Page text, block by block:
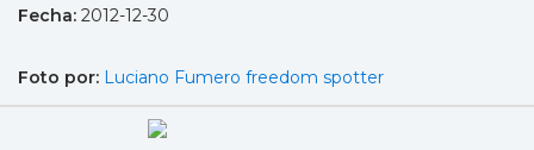
Fecha: 2012-12-30
Foto por: Luciano Fumero freedom spotter